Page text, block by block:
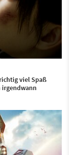
viel Spaß
irgendwann